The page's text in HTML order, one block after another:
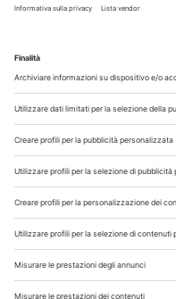
Chi Siamo